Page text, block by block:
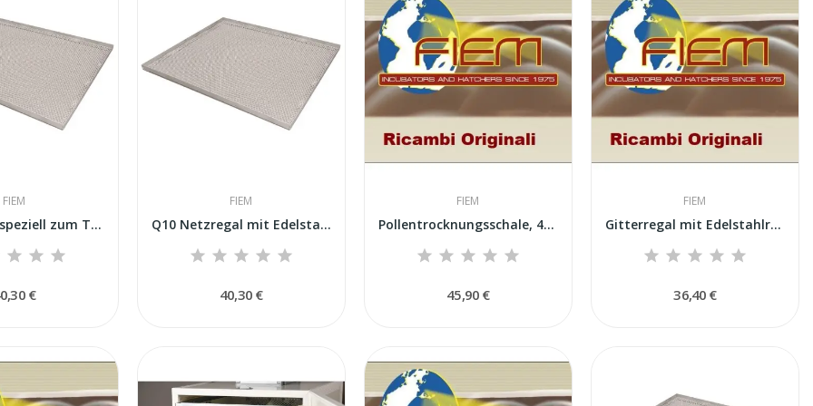
FIEM
Gitterregal speziell zum Trocknen von Pollen...
€
FIEM
Q10 Netzregal mit Edelstahlrahmen für G316...
40,30 €
FIEM
Pollentrocknungsschale, 42,5 x 41 cm, aus...
45,90 €
FIEM
Gitterregal mit Edelstahlrahmen für FIEM API...
36,40 €